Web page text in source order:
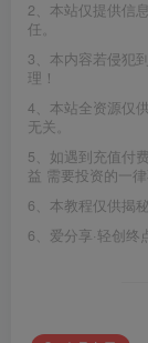
2、本站仅提供信
任。
3、本内容若侵犯
理！
4、本站全资源仅
无关。
5、如遇到充值付
益 需要投资的一
6、本教程仅供揭
6、爱分享·轻创